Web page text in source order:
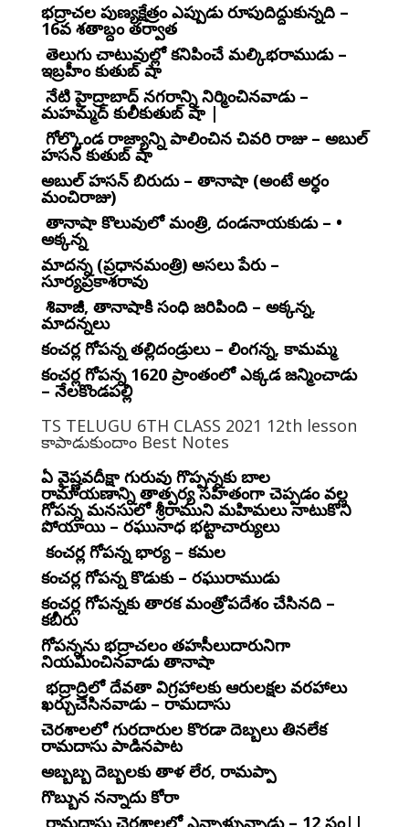
భద్రాచల పుణ్యక్షేత్రం ఎప్పుడు రూపుదిద్దుకున్నది –
16వ శతాబ్దం తర్వాత
తెలుగు చాటువుల్లో కనిపించే మల్కిభరాముడు –
ఇబ్రహీం కుతుబ్ షా
నేటి హైద్రాబాద్ నగరాన్ని నిర్మించినవాడు –
మహమ్మద్ కులీకుతుబ్ షా |
గోల్కొండ రాజ్యాన్ని పాలించిన చివరి రాజు – అబుల్
హసన్ కుతుబ్ షా
అబుల్ హసన్ బిరుదు – తానాషా (అంటే అర్ధం
మంచిరాజు)
తానాషా కొలువులో మంత్రి, దండనాయకుడు – •
అక్కన్న
మాదన్న (ప్రధానమంత్రి) అసలు పేరు –
సూర్యప్రకాశరావు
శివాజీ, తానాషాకి సంధి జరిపింది – అక్కన్న,
మాదన్నలు
కంచర్ల గోపన్న తల్లిదండ్రులు – లింగన్న, కామమ్మ
కంచర్ల గోపన్న 1620 ప్రాంతంలో ఎక్కడ జన్మించాడు
– నేలకొండపల్లి
TS TELUGU 6TH CLASS 2021 12th lesson
కాపాడుకుందాం Best Notes
ఏ వైష్ణవదీక్షా గురువు గొప్పన్నకు బాల
రామాయణాన్ని తాత్పర్య సహితంగా చెప్పడం వల్ల
గోపన్న మనసులో శ్రీరాముని మహిమలు నాటుకొని
పోయాయి – రఘునాధ భట్టాచార్యులు
కంచర్ల గోపన్న భార్య – కమల
కంచర్ల గోపన్న కొడుకు – రఘురాముడు
కంచర్ల గోపన్నకు తారక మంత్రోపదేశం చేసినది –
కబీరు
గోపన్నను భద్రాచలం తహసీలుదారునిగా
నియమించినవాడు తానాషా
భద్రాద్రిలో దేవతా విగ్రహాలకు ఆరులక్షల వరహాలు
ఖర్చుచేసినవాడు – రామదాసు
చెరశాలలో గురదారుల కొరడా దెబ్బలు తినలేక
రామదాసు పాడినపాట
అబ్బబ్బ దెబ్బలకు తాళ లేర, రామప్పా
గొబ్బున నన్నాదు కోరా
రామదాసు చెరశాలలో ఎన్నాళ్ళున్నాడు – 12 సం||